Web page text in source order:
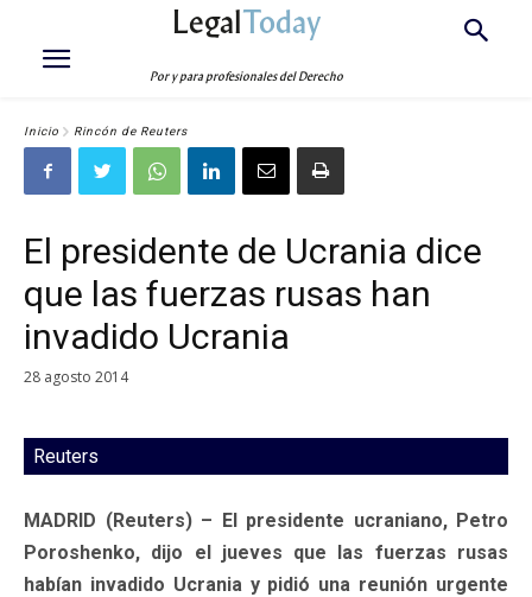
LegalToday
Por y para profesionales del Derecho
Inicio Rincón de Reuters
El presidente de Ucrania dice
que las fuerzas rusas han
invadido Ucrania
28 agosto 2014
Reuters
MADRID (Reuters) – El presidente ucraniano, Petro
Poroshenko, dijo el jueves que las fuerzas rusas
habían invadido Ucrania y pidió una reunión urgente